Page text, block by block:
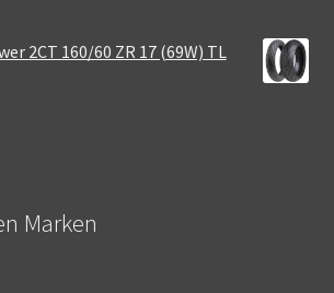
2CT 160/60 ZR 17 (69W) TL
Marken